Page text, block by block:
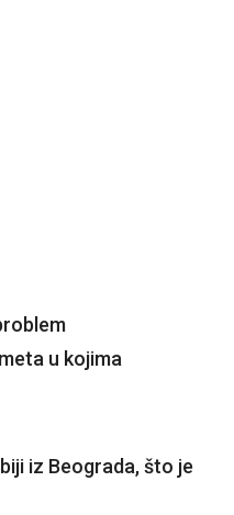
u kojima
iz Beograda, što je